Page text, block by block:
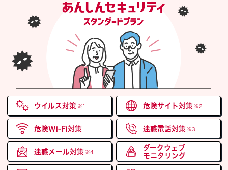
ウイルス対策 ※1 危険サイト対策 ※2
危険Wi-Fi対策 迷惑電話対策 ※3
迷惑メール対策 ※4
ダークウェブ
モニタリング